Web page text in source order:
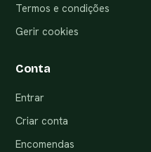
Termos e condições
Gerir cookies
Conta
Entrar
Criar conta
Encomendas